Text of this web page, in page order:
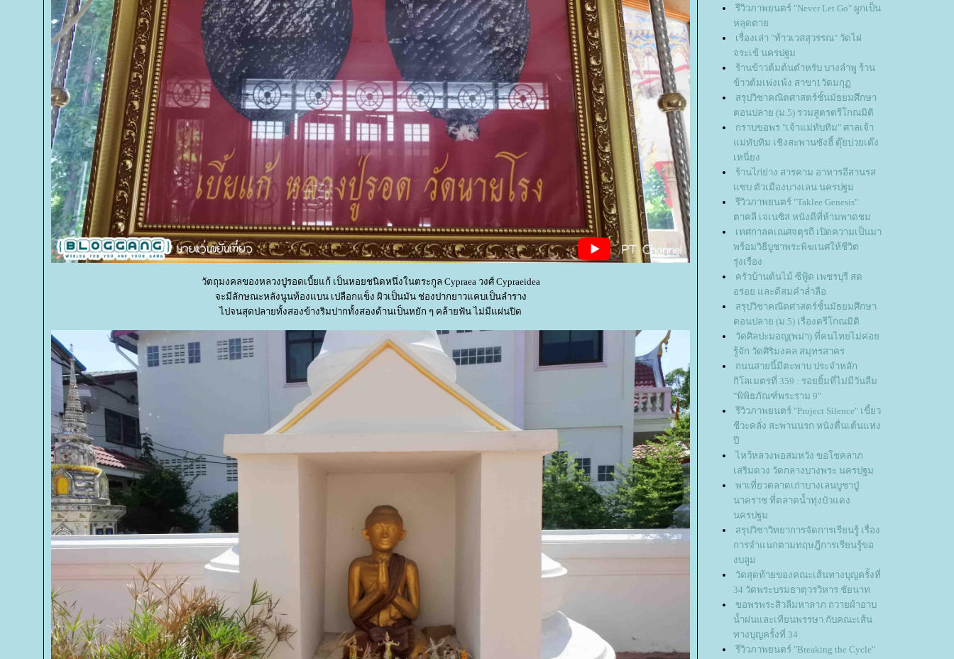
วัตถุมงคลของหลวงปู่รอดเบี้ยแก้ เป็นหอยชนิดหนึ่งในตระกูล Cypraea วงศ์ Cypraeidea
จะมีลักษณะหลังนูนท้องแบน เปลือกแข็ง ผิวเป็นมัน ช่องปากยาวแคบเป็นลำราง
ไปจนสุดปลายทั้งสองข้างริมปากทั้งสองด้านเป็นหยัก ๆ คล้ายฟัน ไม่มีแผ่นปิด
รีวิวภาพยนตร์ "Never Let Go" ผูกเป็น
หลุดตา
เรื่องเล่า "ท้าวเวสสุวรรณ" วัดไผ่
จระเข้ นครปฐม
ร้านข้าวต้มต้นตำหรับ บางลำพู ร้าน
ข้าวต้มเพ่งเพ้ง สาขา1วัดมกุ
สรุปวิชาคณิตศาสตร์ชั้นมัธยมศึกษา
ตอนปลาย (ม.5) รวมสูตรตรีโกณมิติ
กราบขอพร "เจ้าแม่ทับทิม" ศาลเจ้า
ม่ทับทิม เชิงสะพาน​ซังฮี้ ตุ๊ยบ่วยเต๊ง
เหนี่ยง
ร้านไก่ย่าง สารคาม อาหารอีสานรส
ซบ ตัวเมืองบางเลน นครปฐม
รีวิวภาพยนตร์ "Taklee Genesis"
ตาคลี เจเนซิส หนังดีที่ห้ามพาดชม
เทศกาลคเณศจตุรถี เปิดความเป็นมา
พร้อมวิธีบูชาพระพิฆเนศให้ชีวิต
รุ่งเรือง
ครัวบ้านต้นไม้ ซีฟู้ด เพชรบุรี สด
อร่อย และดีสมคำล่ำลือ
สรุปวิชาคณิตศาสตร์ชั้นมัธยมศึกษา
ตอนปลาย (ม.5) เรื่องตรีโกณมิติ
วัดศิลปะมอญ(พม่า) ที่คนไทยไม่ค่อ
รู้จัก วัดศิริมงคล สมุทรสาคร
ถนนสายนี้มีตะพาบ ประจำหลัก
กิโลเมตรที่ 359 : รอยยิ้มที่ไม่มีวันลืม
"พิพิธภัณฑ์พระราม 9"
รีวิวภาพยนตร์ "Project Silence" เขี้ยว
ชีวะคลั่ง สะพานนรก หนังตื่นเต้นแห่ง
ปี
ไหว้หลวงพ่อสมหวัง ขอโชคลาภ
เสริมดวง วัดกลางบางพระ นครปฐม
พาเที่ยวตลาดเก่าบางเลนบูชาปู่
นาคราช ที่ตลาดน้ำทุ่งบัวแดง
นครปฐม
สรุปวิชาวิทยาการจัดการเรียนรู้ เรื่อง
การจำแนกตามทฤษฎีการเรียนรู้ขอ
งบลูม
วัดสุดท้ายของคณะเส้นทางบุญครั้งที่
34 วัดพระบรมธาตุวรวิหาร ชัยนาท
ขอพรพระสิวลีมหาลาภ ถวายผ้าอาบ
น้ำฝนและเทียนพรรษา กับคณะเส้น
ทางบุญครั้งที่ 34
รีวิวภาพยนตร์ "Breaking the Cycle"